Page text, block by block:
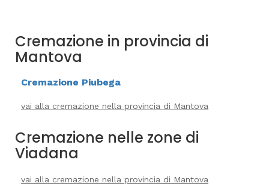
Cremazione in provincia di
Mantova
Cremazione Piubega
vai alla cremazione nella provincia di Mantova
Cremazione nelle zone di
Viadana
vai alla cremazione nella provincia di Mantova